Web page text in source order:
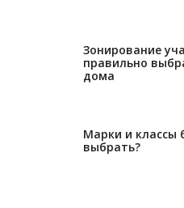
Зонирование
правильно
дома
Марки и классы
выбрать?